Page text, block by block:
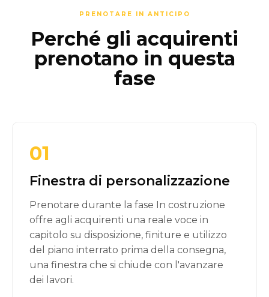
PRENOTARE IN ANTICIPO
Perché gli acquirenti
prenotano in questa
fase
01
Finestra di personalizzazione
Prenotare durante la fase In costruzione
offre agli acquirenti una reale voce in
capitolo su disposizione, finiture e utilizzo
del piano interrato prima della consegna,
una finestra che si chiude con l'avanzare
dei lavori.